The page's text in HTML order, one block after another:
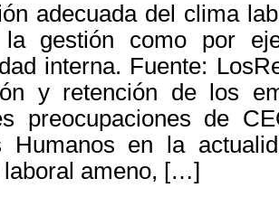
adecuada del clima
gestión como por
interna. Fuente:
y retención de los
preocupaciones de
Humanos en la
laboral ameno, […]